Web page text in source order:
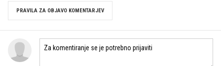
PRAVILA ZA OBJAVO KOMENTARJEV